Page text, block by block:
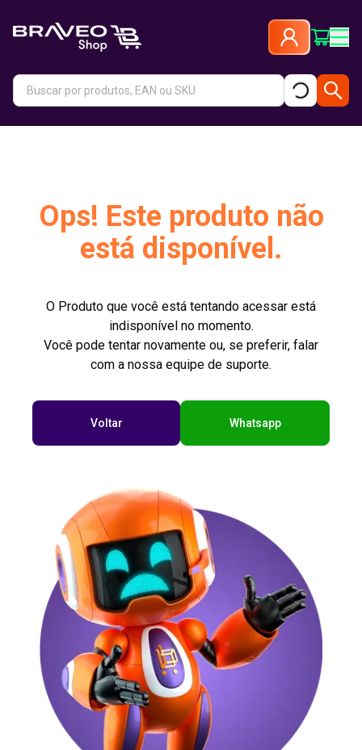
Ops! Este produto não
está disponível.
O Produto que você está tentando acessar está
indisponível no momento.
Você pode tentar novamente ou, se preferir, falar
com a nossa equipe de suporte.
Voltar Whatsapp